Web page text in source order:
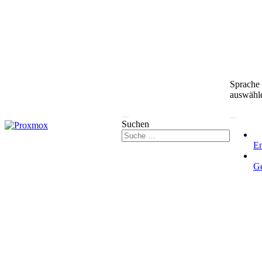
Suchen
Sprache